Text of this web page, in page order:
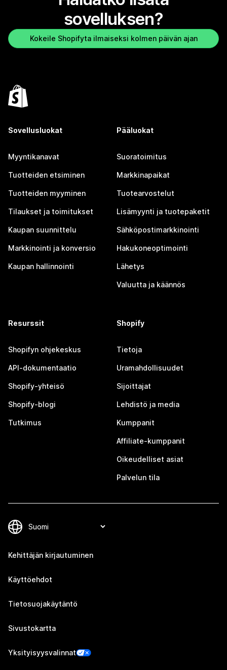
sovelluksen?
Kokeile Shopifyta ilmaiseksi kolmen päivän ajan
Sovellusluokat
Myyntikanavat
Tuotteiden etsiminen
Tuotteiden myyminen
Tilaukset ja toimitukset
Kaupan suunnittelu
Markkinointi ja konversio
Kaupan hallinnointi
Pääluokat
Suoratoimitus
Markkinapaikat
Tuotearvostelut
Lisämyynti ja tuotepaketit
Sähköpostimarkkinointi
Hakukoneoptimointi
Lähetys
Valuutta ja käännös
Resurssit
Shopifyn ohjekeskus
API-dokumentaatio
Shopify-yhteisö
Shopify-blogi
Tutkimus
Shopify
Tietoja
Uramahdollisuudet
Sijoittajat
Lehdistö ja media
Kumppanit
Affiliate-kumppanit
Oikeudelliset asiat
Palvelun tila
Kehittäjän kirjautuminen
Käyttöehdot
Tietosuojakäytäntö
Sivustokartta
Yksityisyysvalinnat